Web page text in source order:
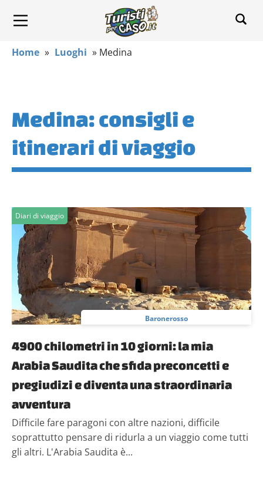
Home » Luoghi » Medina
Medina: consigli e
itinerari di viaggio
Diari di viaggio
Baronerosso
4900 chilometri in 10 giorni: la mia
Arabia Saudita che sfida preconcetti e
pregiudizi e diventa una straordinaria
avventura
Difficile fare paragoni con altre nazioni, difficile
soprattutto pensare di ridurla a un viaggio come tutti
gli altri. L'Arabia Saudita è...